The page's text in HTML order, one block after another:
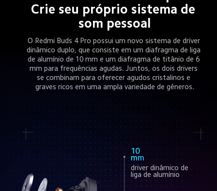
Crie seu próprio sistema de
som pessoal
O Redmi Buds 4 Pro possui um novo sistema de driver
dinâmico duplo, que consiste em um diafragma de liga
de alumínio de 10 mm e um diafragma de titânio de 6
mm para frequências agudas. Juntos, os dois drivers
se combinam para oferecer agudos cristalinos e
graves ricos em uma ampla variedade de gêneros.
10
mm
driver dinâmico de
liga de alumínio